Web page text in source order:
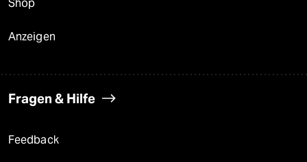
Shop
Anzeigen
Fragen & Hilfe
Feedback